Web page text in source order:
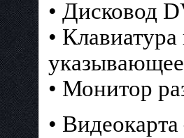
• Дисковод
•
• Монитор
•